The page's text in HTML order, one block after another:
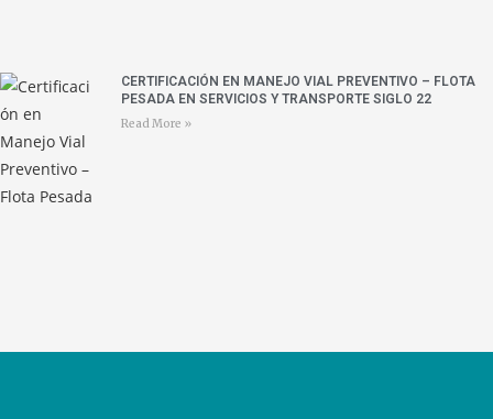
CERTIFICACIÓN EN MANEJO VIAL PREVENTIVO – FLOTA
PESADA EN SERVICIOS Y TRANSPORTE SIGLO 22
Read More »